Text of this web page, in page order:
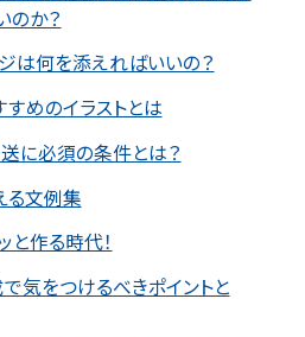
のか？
は何を添えればいいの？
めのイラストとは
に必須の条件とは？
る文例集
作る時代！
気をつけるべきポイントと